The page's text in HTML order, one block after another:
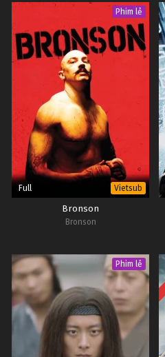
Phim lẻ
Full Vietsub
Bronson
Bronson
Phim lẻ